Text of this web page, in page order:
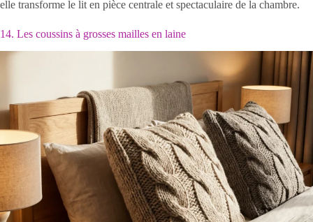
elle transforme le lit en pièce centrale et spectaculaire de la chambre.
14. Les coussins à grosses mailles en laine